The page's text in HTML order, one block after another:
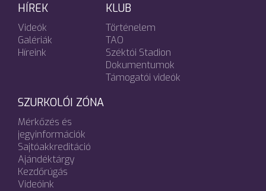
HÍREK
Videók
Galériák
Híreink
KLUB
Történelem
TAO
Széktói Stadion
Dokumentumok
Támogatói videók
SZURKOLÓI ZÓNA
Mérkőzés és
jegyinformációk
Sajtóakkreditáció
Ajándéktárgy
Kezdőrúgás
Videóink